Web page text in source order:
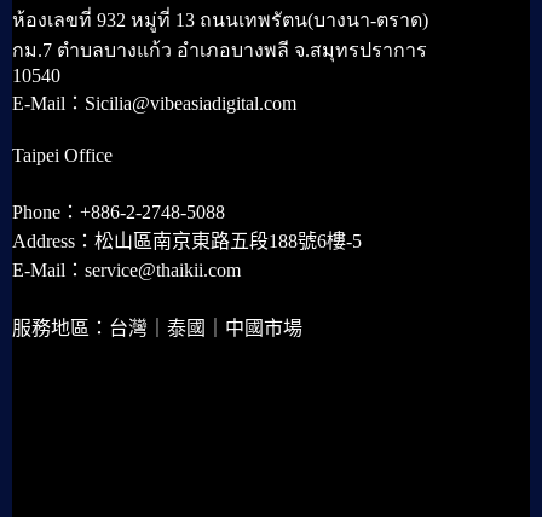
ห้องเลขที่ 932 หมู่ที่ 13 ถนนเทพรัตน(บางนา-ตราด)
กม.7 ตำบลบางแก้ว อำเภอบางพลี จ.สมุทรปราการ
10540
E-Mail：Sicilia@vibeasiadigital.com
Taipei Office
Phone：+886-2-2748-5088
Address：松山區南京東路五段188號6樓-5
E-Mail：service@thaikii.com
服務地區：台灣｜泰國｜中國市場